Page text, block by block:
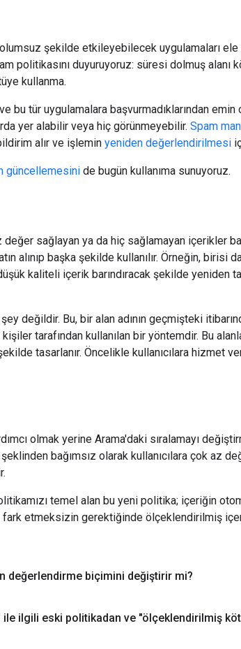
şekilde etkileyebilecek uygulamaları ele
politikasını duyuruyoruz: süresi dolmuş alanı
kullanma.
bu tür uygulamalara başvurmadıklarından emin
yer alabilir veya hiç görünmeyebilir. Spam
alır ve işlemin yeniden değerlendirilmesi
güncellemesini de bugün kullanıma sunuyoruz.
değer sağlayan ya da hiç sağlamayan içerikler
alınıp başka şekilde kullanılır. Örneğin, birisi
kaliteli içerik barındıracak şekilde yeniden
değildir. Bu, bir alan adının geçmişteki
tarafından kullanılan bir yöntemdir. Bu
tasarlanır. Öncelikle kullanıcılara hizmet
olmak yerine Arama'daki sıralamayı
bağımsız olarak kullanıcılara çok az
temel alan bu yeni politika; içeriğin
fark etmeksizin gerektiğinde ölçeklendirilmiş
değerlendirme biçimini değiştirir mi?
ilgili eski politikadan ve "ölçeklendirilmiş